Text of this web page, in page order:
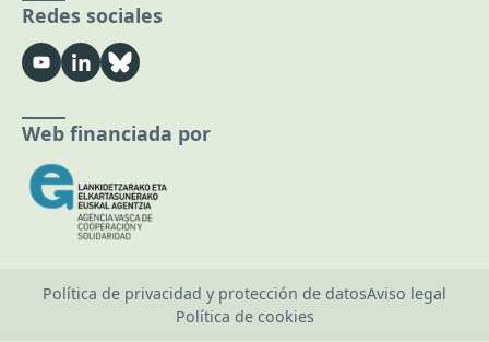
Redes sociales
Web financiada por
Política de privacidad y protección de datosAviso legal
Política de cookies